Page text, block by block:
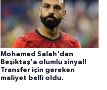
Mohamed Salah'dan
Beşiktaş'a olumlu sinyal!
Transfer için gereken
maliyet belli oldu.